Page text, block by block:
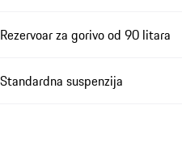
Rezervoar za gorivo od 90 litara
Standardna suspenzija